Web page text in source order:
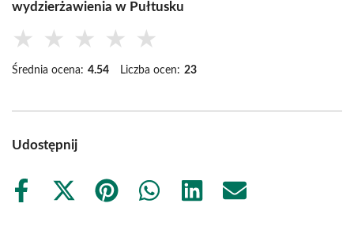
wydzierżawienia w Pułtusku
★ ★ ★ ★ ★
Średnia ocena: 4.54 Liczba ocen: 23
Udostępnij
Share
Share
Share
Share
Share
Share